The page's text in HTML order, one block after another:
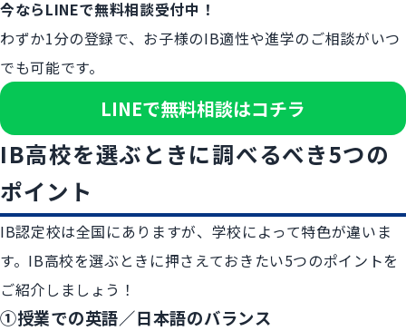
今ならLINEで無料相談受付中！
わずか1分の登録で、お子様のIB適性や進学のご相談がいつ
でも可能です。
LINEで無料相談はコチラ
IB高校を選ぶときに調べるべき5つの
ポイント
IB認定校は全国にありますが、学校によって特色が違いま
す。IB高校を選ぶときに押さえておきたい5つのポイントを
ご紹介しましょう！
①授業での英語／日本語のバランス